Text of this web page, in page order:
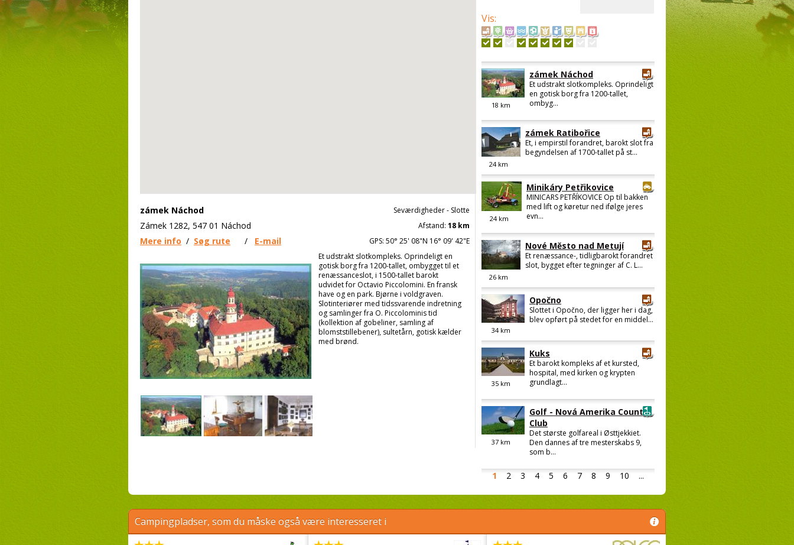
zámek Náchod
Zámek 1282, 547 01 Náchod
Mere info / Søg rute / E-mail
Seværdigheder - Slotte
Afstand: 18 km
GPS: 50° 25' 08"N 16° 09' 42"E
Et udstrakt slotkompleks. Oprindeligt en
gotisk borg fra 1200-tallet, ombygget til et
renæssanceslot, i 1500-tallet barokt
udvidet for Octavio Piccolomini. En fransk
have og en park. Bjørne i voldgraven.
Slotinteriører med tidssvarende indretning
og samlinger fra O. Piccolominis tid
(kollektion af gobeliner, samling af
blomststillebener), sultetårn, gotisk kælder
med brønd.
Vis:
1 2 3 4 5 6 7 8 9 10 ...
18 km
zámek Náchod
Et udstrakt slotkompleks. Oprindeligt
en gotisk borg fra 1200-tallet,
ombyg...
24km
zámek Ratibořice
Et, i empirstil forandret, barokt slot fra
begyndelsen af 1700-tallet på st...
24km
Minikáry Petřikovice
MINICARS PETŘÍKOVICE Op til bakken
med lift og køretur ned ifølge jeres
evn...
26 km
Nové Město nad Metují
Et renæssance-, tidligbarokt forandret
slot, bygget efter tegninger af C. L...
34km
Opočno
Slottet i Opočno, der ligger her i dag,
blev opført på stedet for en middel...
35km
Kuks
Et barokt kompleks af et kursted,
hospital, med kirken og krypten
grundlagt...
37km
Golf - Nová Amerika Country
Club
Det største golfareal i Østtjekkiet.
Den dannes af tre mesterskabs 9,
som b...
Campingpladser, som du måske også være interesseret i